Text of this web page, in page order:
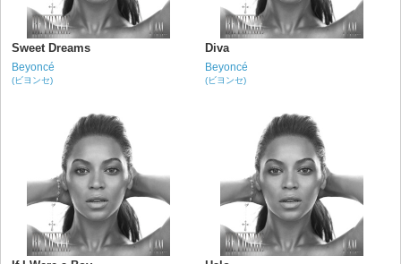
Sweet Dreams
Beyoncé
(ビヨンセ)
Diva
Beyoncé
(ビヨンセ)